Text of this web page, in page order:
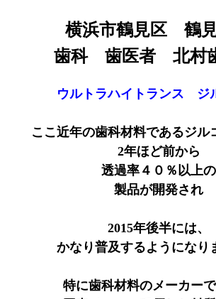
横浜市鶴見区 鶴
歯科 歯医者 北村
ウルトラハイトランス ジ
ここ近年の歯科材料であるジル
2年ほど前から
透過率４０％以上の
製品が開発され
2015年後半には、
かなり普及するようになり
特に歯科材料のメーカー